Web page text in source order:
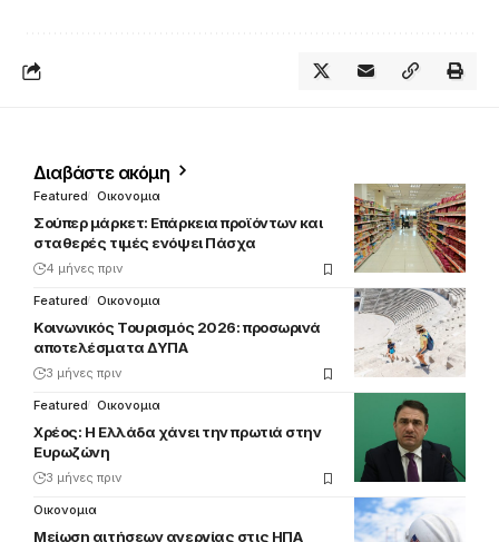
Διαβάστε ακόμη
Featured Οικονομια
Σούπερ μάρκετ: Επάρκεια προϊόντων και
σταθερές τιμές ενόψει Πάσχα
4 μήνες πριν
Featured Οικονομια
Κοινωνικός Τουρισμός 2026: προσωρινά
αποτελέσματα ΔΥΠΑ
3 μήνες πριν
Featured Οικονομια
Χρέος: Η Ελλάδα χάνει την πρωτιά στην
Ευρωζώνη
3 μήνες πριν
Οικονομια
Μείωση αιτήσεων ανεργίας στις ΗΠΑ